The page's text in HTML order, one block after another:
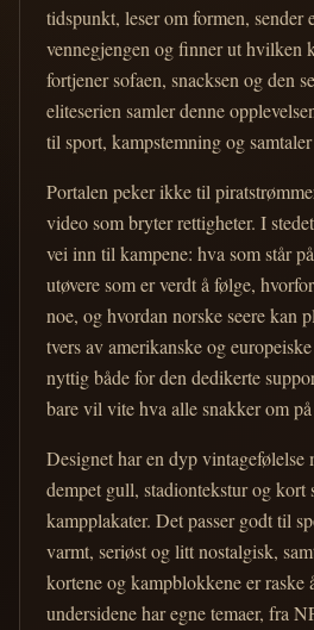
tidspunkt, leser om formen, sender
vennegjengen og finner ut hvilken
fortjener sofaen, snacksen og den
eliteserien samler denne
til sport, kampstemning og
Portalen peker ikke til
video som bryter rettigheter. I
vei inn til kampene: hva som står
utøvere som er verdt å følge,
noe, og hvordan norske seere kan
tvers av amerikanske og
nyttig både for den dedikerte
bare vil vite hva alle snakker om
Designet har en dyp vintagefølelse
dempet gull, stadiontekstur og kort
kampplakater. Det passer godt til
varmt, seriøst og litt nostalgisk,
kortene og kampblokkene er
undersidene har egne temaer, fra